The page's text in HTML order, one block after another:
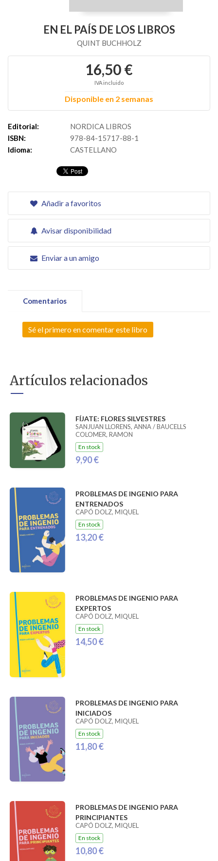
EN EL PAÍS DE LOS LIBROS
QUINT BUCHHOLZ
16,50 €
IVA incluido
Disponible en 2 semanas
Editorial:
NORDICA LIBROS
ISBN:
978-84-15717-88-1
Idioma:
CASTELLANO
Añadir a favoritos
Avisar disponibilidad
Enviar a un amigo
Comentarios
Sé el primero en comentar este libro
Artículos relacionados
FÍJATE: FLORES SILVESTRES
SANJUAN LLORENS, ANNA / BAUCELLS
COLOMER, RAMON
En stock
9,90 €
PROBLEMAS DE INGENIO PARA
ENTRENADOS
CAPÓ DOLZ, MIQUEL
En stock
13,20 €
PROBLEMAS DE INGENIO PARA
EXPERTOS
CAPÓ DOLZ, MIQUEL
En stock
14,50 €
PROBLEMAS DE INGENIO PARA
INICIADOS
CAPÓ DOLZ, MIQUEL
En stock
11,80 €
PROBLEMAS DE INGENIO PARA
PRINCIPIANTES
CAPÓ DOLZ, MIQUEL
En stock
10,80 €